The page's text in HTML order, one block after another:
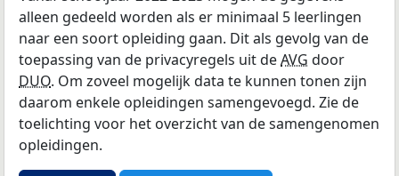
alleen gedeeld worden als er minimaal 5 leerlingen
naar een soort opleiding gaan. Dit als gevolg van de
toepassing van de privacyregels uit deAVG door
DUO. Om zoveel mogelijk data te kunnen tonen zijn
daarom enkele opleidingen samengevoegd. Zie de
toelichting voor het overzicht van de samengenomen
opleidingen.